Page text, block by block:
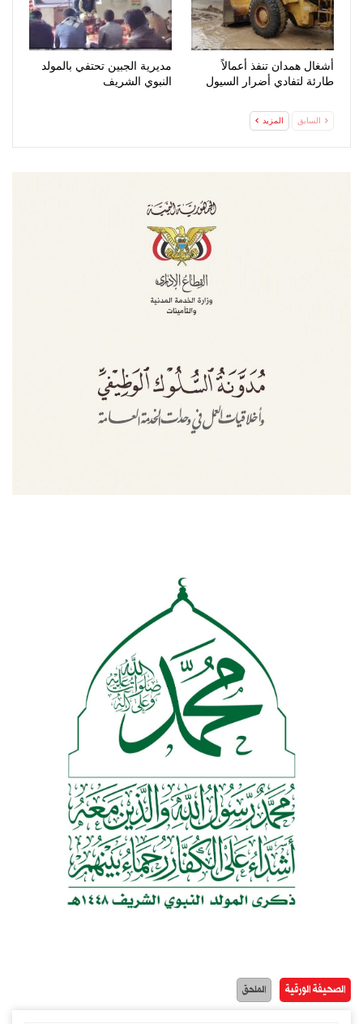
أشغال همدان تنفذ أعمالاً
طارئة لتفادي أضرار السيول
مديرية الجبين تحتفي بالمولد
النبوي الشريف
السابق المزيد
الصحيفة الورقية الملحق